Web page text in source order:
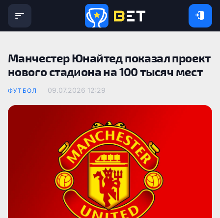
Манчестер Юнайтед показал проект
нового стадиона на 100 тысяч мест
ФУТБОЛ 09.07.2026 12:29